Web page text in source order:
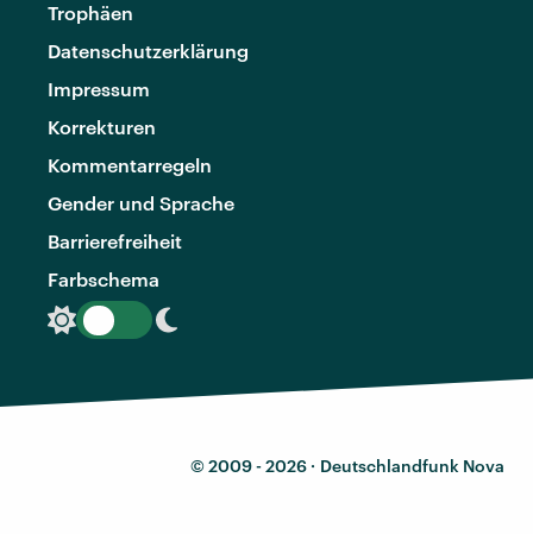
Trophäen
Datenschutzerklärung
Impressum
Korrekturen
Kommentarregeln
Gender und Sprache
Barrierefreiheit
Farbschema
© 2009 - 2026 · Deutschlandfunk Nova